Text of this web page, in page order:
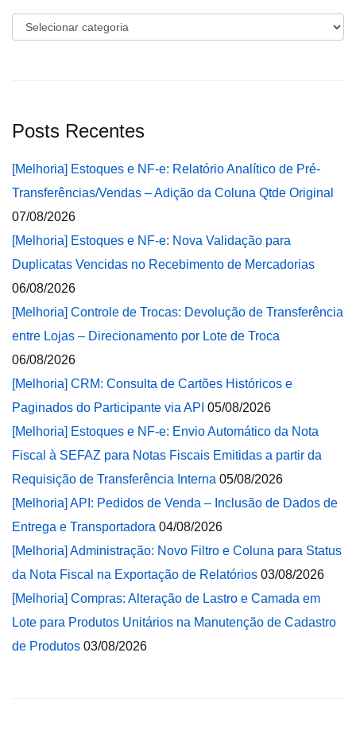
Categorias
Posts Recentes
[Melhoria] Estoques e NF-e: Relatório Analítico de Pré-
Transferências/Vendas – Adição da Coluna Qtde Original
07/08/2026
[Melhoria] Estoques e NF-e: Nova Validação para
Duplicatas Vencidas no Recebimento de Mercadorias
06/08/2026
[Melhoria] Controle de Trocas: Devolução de Transferência
entre Lojas – Direcionamento por Lote de Troca
06/08/2026
[Melhoria] CRM: Consulta de Cartões Históricos e
Paginados do Participante via API 05/08/2026
[Melhoria] Estoques e NF-e: Envio Automático da Nota
Fiscal à SEFAZ para Notas Fiscais Emitidas a partir da
Requisição de Transferência Interna 05/08/2026
[Melhoria] API: Pedidos de Venda – Inclusão de Dados de
Entrega e Transportadora 04/08/2026
[Melhoria] Administração: Novo Filtro e Coluna para Status
da Nota Fiscal na Exportação de Relatórios 03/08/2026
[Melhoria] Compras: Alteração de Lastro e Camada em
Lote para Produtos Unitários na Manutenção de Cadastro
de Produtos 03/08/2026